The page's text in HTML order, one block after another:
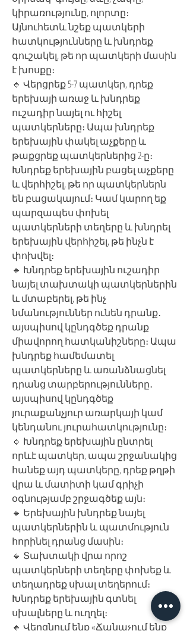
կիրառությունը, ոլորտը։
Այնուհետև նշեք պատկերի
հատկությունները և խնդրեք
գուշակել, թե որ պատկերի մասին
է խոսքը։
🔹 Վերցրեք 5-7 պատկեր, դրեք
երեխայի առաջ և խնդրեք
ուշադիր նայել ու հիշել
պատկերները։ Ապա խնդրեք
երեխային փակել աչքերը և
թաքցրեք պատկերներից 2-ը։
Խնդրեք երեխային բացել աչքերը
և վերհիշել, թե որ պատկերներն
են բացակայում։ Կամ կարող եք
պարզապես փոխել
պատկերների տեղերը և խնդրել
երեխային վերհիշել, թե ինչն է
փոխվել։
🔹 Խնդրեք երեխային ուշադիր
նայել տախտակի պատկերներին
և մտաբերել, թե ինչ
նմանություններ ունեն դրանք․
այսպիսով կընդգծեք դրանք
միավորող հատկանիշները։ Ապա
խնդրեք համեմատել
պատկերները և առանձնացնել
դրանց տարբերությունները․
այսպիսով կընդգծեք
յուրաքանչյուր առարկայի կամ
կենդանու յուրահատկությունը։
🔹 Խնդրեք երեխային ընտրել
որևէ պատկեր, ապա շրջանակից
հանեք այդ պատկերը, դրեք թղթի
վրա և մատիտի կամ գրիչի
օգնությամբ շրջագծեք այն։
🔹 Երեխային խնդրեք նայել
պատկերներին և պատմություն
հորինել դրանց մասին։
🔹 Տախտակի վրա որոշ
պատկերների տեղերը փոխեք և
տեղադրեք սխալ տեղերում։
Խնդրեք երեխային գտնել
սխալները և ուղղել։
🔸 Վերցնում ենք «Ճանաչում ենք